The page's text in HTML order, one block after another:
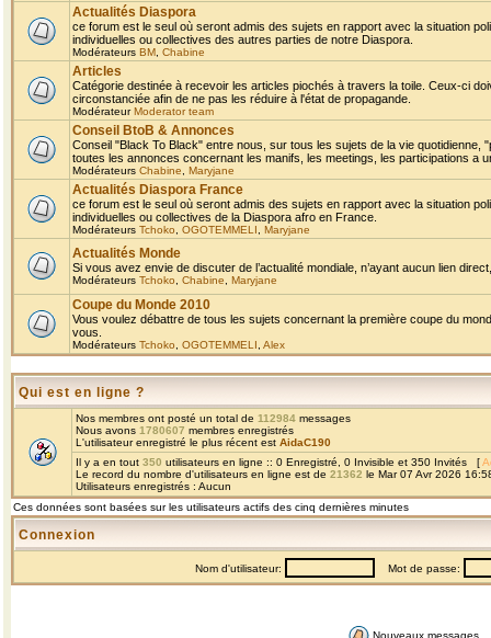
Actualités Diaspora
ce forum est le seul où seront admis des sujets en rapport avec la situation
individuelles ou collectives des autres parties de notre Diaspora.
Modérateurs BM Chabine
Articles
Catégorie destinée à recevoir les articles piochés à travers la toile. Ceux-ci
circonstanciée afin de ne pas les réduire à l'état de propagande.
ModérateurModerator team
Conseil BtoB & Annonces
Conseil "Black To Black" entre nous, sur tous les sujets de la vie
toutes les annonces concernant les manifs, les meetings, les participations a
Modérateurs Chabine Maryjane
Actualités Diaspora France
ce forum est le seul où seront admis des sujets en rapport avec la situation
individuelles ou collectives de la Diaspora afro en France.
Modérateurs Tchoko OGOTEMMELI Maryjane
Actualités Monde
Si vous avez envie de discuter de l’actualité mondiale, n’ayant aucun lien
Modérateurs Tchoko Chabine Maryjane
Coupe du Monde 2010
Vous voulez débattre de tous les sujets concernant la première coupe du
vous.
Modérateurs Tchoko OGOTEMMELI Alex
Qui est en ligne ?
Nos membres ont posté un total de 112984 messages
Nous avons 1780607 membres enregistrés
L'utilisateur enregistré le plus récent est AidaC190
Il y a en tout 350 utilisateurs en ligne :: 0 Enregistré, 0 Invisible et 350 Invités [
Le record du nombre d'utilisateurs en ligne est de 21362 le Mar 07 Avr 2026
Utilisateurs enregistrés : Aucun
Ces données sont basées sur les utilisateurs actifs des cinq dernières minutes
Connexion
Nom d'utilisateur: Mot de passe:
Nouveaux messages